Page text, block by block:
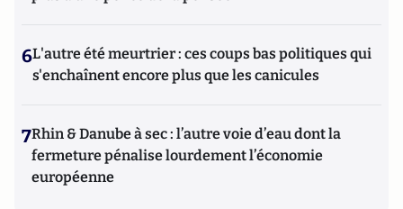
6L'autre été meurtrier : ces coups bas politiques qui
s'enchaînent encore plus que les canicules
7Rhin & Danube à sec : l’autre voie d’eau dont la
fermeture pénalise lourdement l’économie
européenne